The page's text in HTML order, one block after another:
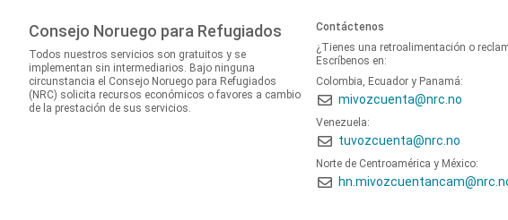
Consejo Noruego para Refugiados
Todos nuestros servicios son gratuitos y se
implementan sin intermediarios. Bajo ninguna
circunstancia el Consejo Noruego para Refugiados
(NRC) solicita recursos económicos o favores a cambio
de la prestación de sus servicios.
Contáctenos
¿Tienes una retroalimentación o
Escríbenos en:
Colombia, Ecuador y Panamá:
mivozcuenta@nrc.no
Venezuela:
tuvozcuenta@nrc.no
Norte de Centroamérica y México: